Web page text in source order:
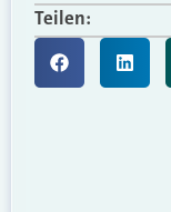
Teilen: